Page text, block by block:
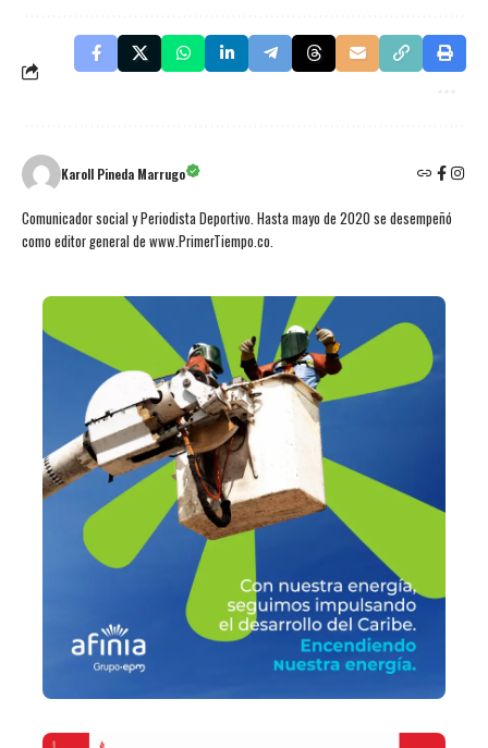
Karoll Pineda Marrugo
Comunicador social y Periodista Deportivo. Hasta mayo de 2020 se desempeñó
como editor general de www.PrimerTiempo.co.